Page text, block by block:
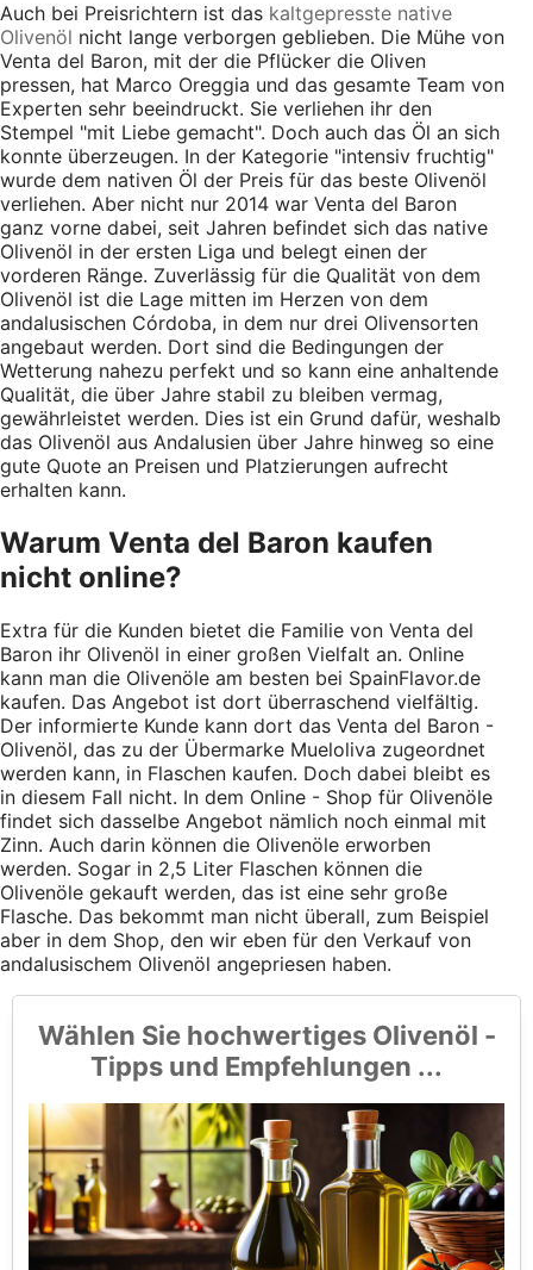
Auch bei Preisrichtern ist das kaltgepresste native
Olivenöl nicht lange verborgen geblieben. Die Mühe von
Venta del Baron, mit der die Pflücker die Oliven
pressen, hat Marco Oreggia und das gesamte Team von
Experten sehr beeindruckt. Sie verliehen ihr den
Stempel "mit Liebe gemacht". Doch auch das Öl an sich
konnte überzeugen. In der Kategorie "intensiv fruchtig"
wurde dem nativen Öl der Preis für das beste Olivenöl
verliehen. Aber nicht nur 2014 war Venta del Baron
ganz vorne dabei, seit Jahren befindet sich das native
Olivenöl in der ersten Liga und belegt einen der
vorderen Ränge. Zuverlässig für die Qualität von dem
Olivenöl ist die Lage mitten im Herzen von dem
andalusischen Córdoba, in dem nur drei Olivensorten
angebaut werden. Dort sind die Bedingungen der
Wetterung nahezu perfekt und so kann eine anhaltende
Qualität, die über Jahre stabil zu bleiben vermag,
gewährleistet werden. Dies ist ein Grund dafür, weshalb
das Olivenöl aus Andalusien über Jahre hinweg so eine
gute Quote an Preisen und Platzierungen aufrecht
erhalten kann.
Warum Venta del Baron kaufen
nicht online?
Extra für die Kunden bietet die Familie von Venta del
Baron ihr Olivenöl in einer großen Vielfalt an. Online
kann man die Olivenöle am besten bei SpainFlavor.de
kaufen. Das Angebot ist dort überraschend vielfältig.
Der informierte Kunde kann dort das Venta del Baron -
Olivenöl, das zu der Übermarke Mueloliva zugeordnet
werden kann, in Flaschen kaufen. Doch dabei bleibt es
in diesem Fall nicht. In dem Online - Shop für Olivenöle
findet sich dasselbe Angebot nämlich noch einmal mit
Zinn. Auch darin können die Olivenöle erworben
werden. Sogar in 2,5 Liter Flaschen können die
Olivenöle gekauft werden, das ist eine sehr große
Flasche. Das bekommt man nicht überall, zum Beispiel
aber in dem Shop, den wir eben für den Verkauf von
andalusischem Olivenöl angepriesen haben.
Wählen Sie hochwertiges Olivenöl -
Tipps und Empfehlungen ...